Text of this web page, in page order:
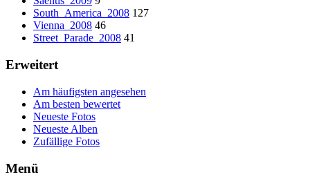
South_America_2008 127
Vienna_2008 46
Street_Parade_2008 41
Erweitert
Am häufigsten angesehen
Am besten bewertet
Neueste Fotos
Neueste Alben
Zufällige Fotos
Menü